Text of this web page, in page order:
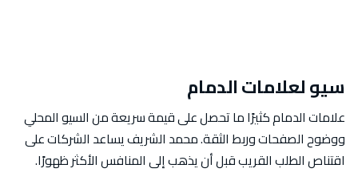
سيو لعلامات الدمام
علامات الدمام كثيرًا ما تحصل على قيمة سريعة من السيو المحلي
ووضوح الصفحات وربط الثقة. محمد الشريف يساعد الشركات على
اقتناص الطلب القريب قبل أن يذهب إلى المنافس الأكثر ظهورًا.